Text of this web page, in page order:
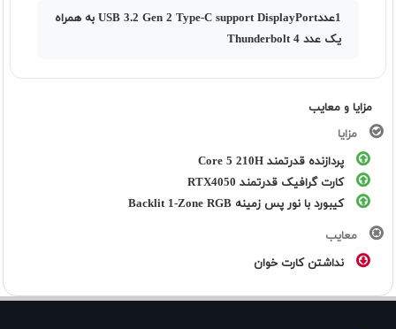
1عددUSB 3.2 Gen 2 Type-C support DisplayPort به همراه
یک عدد Thunderbolt 4
مزایا و معایب
مزایا
پردازنده قدرتمند Core 5 210H
کارت گرافیک قدرتمند RTX4050
کیبورد با نور پس زمینه Backlit 1-Zone RGB
معایب
نداشتن کارت خوان